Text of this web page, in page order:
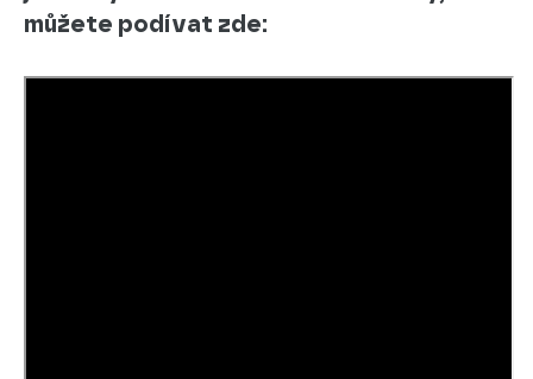
můžete podívat zde: